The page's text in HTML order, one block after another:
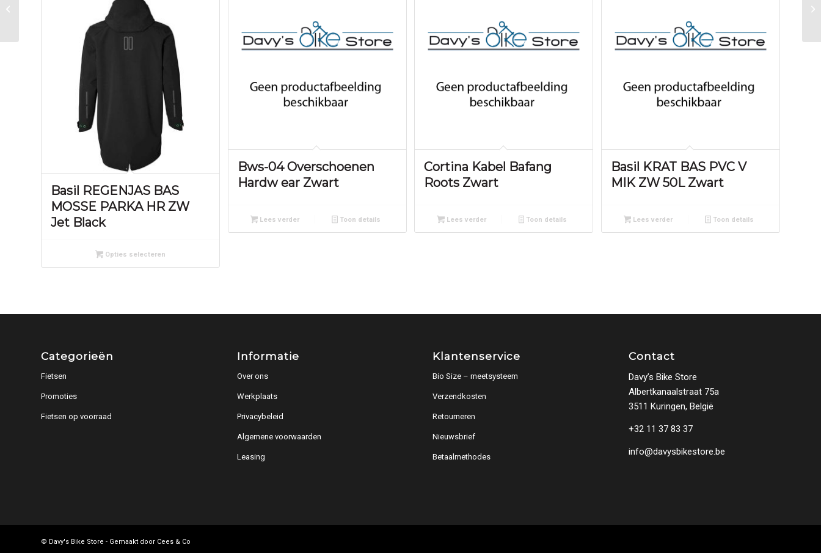
Basil REGENJAS BAS
MOSSE PARKA HR ZW
Jet Black
Opties selecteren
Bws-04 Overschoenen
Hardw ear Zwart
Lees verder Toon details
Cortina Kabel Bafang
Roots Zwart
Lees verder Toon details
Basil KRAT BAS PVC V
MIK ZW 50L Zwart
Lees verder Toon details
Categorieën
Fietsen
Promoties
Fietsen op voorraad
Informatie
Over ons
Werkplaats
Privacybeleid
Algemene voorwaarden
Leasing
Klantenservice
Bio Size – meetsysteem
Verzendkosten
Retourneren
Nieuwsbrief
Betaalmethodes
Contact
Davy’s Bike Store
Albertkanaalstraat 75a
3511 Kuringen, België
+32 11 37 83 37
info@davysbikestore.be
© Davy's Bike Store - Gemaakt door Cees & Co